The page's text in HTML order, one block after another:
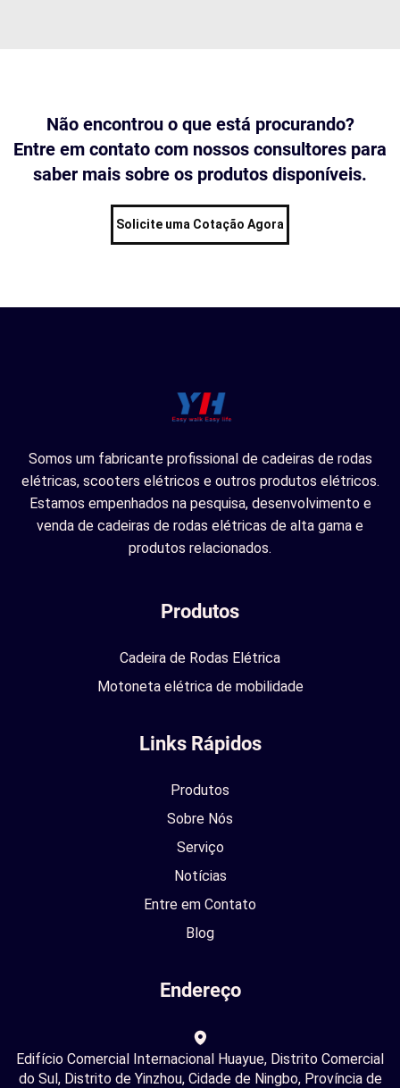
Não encontrou o que está procurando?
Entre em contato com nossos consultores para
saber mais sobre os produtos disponíveis.
Solicite uma Cotação Agora
Somos um fabricante profissional de cadeiras de rodas
elétricas, scooters elétricos e outros produtos elétricos.
Estamos empenhados na pesquisa, desenvolvimento e
venda de cadeiras de rodas elétricas de alta gama e
produtos relacionados.
Produtos
Cadeira de Rodas Elétrica
Motoneta elétrica de mobilidade
Links Rápidos
Produtos
Sobre Nós
Serviço
Notícias
Entre em Contato
Blog
Endereço
Edifício Comercial Internacional Huayue, Distrito Comercial
do Sul, Distrito de Yinzhou, Cidade de Ningbo, Província de